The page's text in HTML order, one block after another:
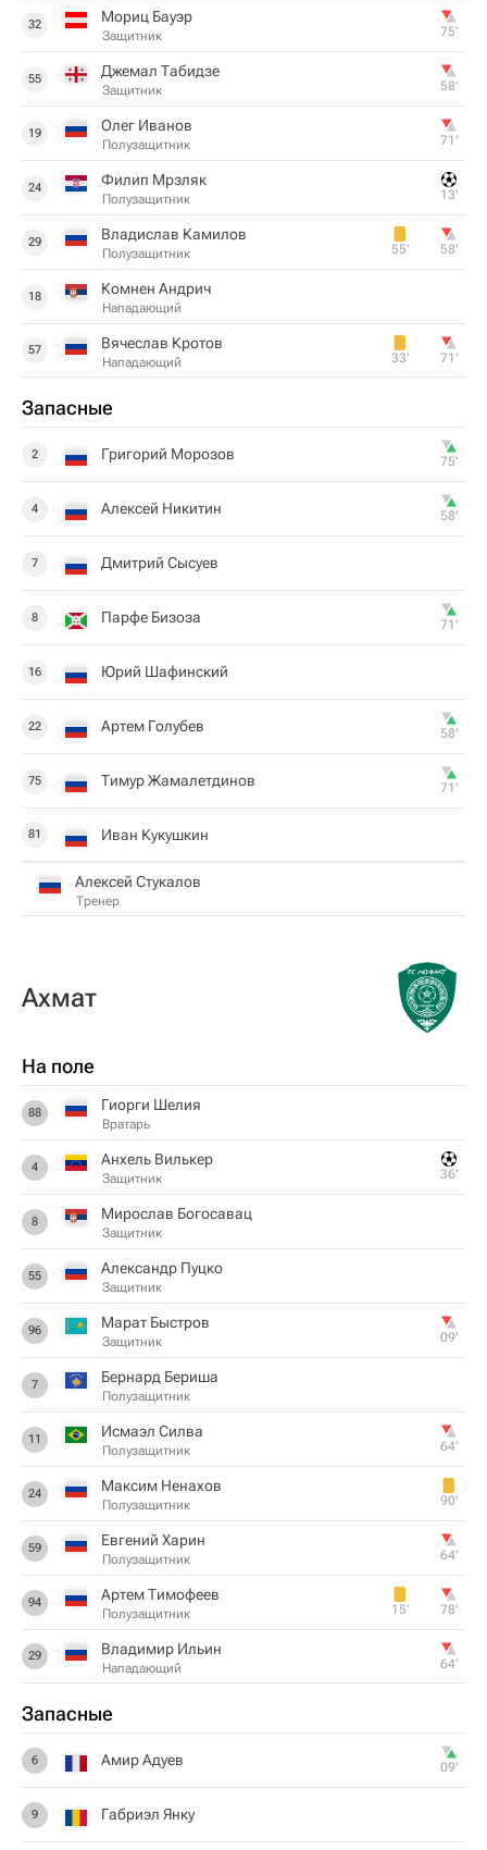
32 Мориц Бауэр
Защитник 75‎’‎
55 Джемал Табидзе
Защитник 58‎’‎
19 Олег Иванов
Полузащитник 71‎’‎
24 Филип Мрзляк
Полузащитник 13‎’‎
29 Владислав Камилов
Полузащитник 55‎’‎ 58‎’‎
18 Комнен Андрич
Нападающий
57 Вячеслав Кротов
Нападающий 33‎’‎ 71‎’‎
Запасные
2 Григорий Морозов 75‎’‎
4 Алексей Никитин 58‎’‎
7 Дмитрий Сысуев
8 Парфе Бизоза 71‎’‎
16 Юрий Шафинский
22 Артем Голубев 58‎’‎
75 Тимур Жамалетдинов 71‎’‎
81 Иван Кукушкин
Алексей Стукалов
Тренер
Ахмат
На поле
88 Гиорги Шелия
Вратарь
4 Анхель Вилькер
Защитник 36‎’‎
8 Мирослав Богосавац
Защитник
55 Александр Пуцко
Защитник
96 Марат Быстров
Защитник 09‎’‎
7 Бернард Бериша
Полузащитник
11 Исмаэл Силва
Полузащитник 64‎’‎
24 Максим Ненахов
Полузащитник 90‎’‎
59 Евгений Харин
Полузащитник 64‎’‎
94 Артем Тимофеев
Полузащитник 15‎’‎ 78‎’‎
29 Владимир Ильин
Нападающий 64‎’‎
Запасные
6 Амир Адуев 09‎’‎
9 Габриэл Янку